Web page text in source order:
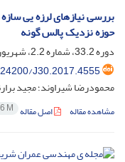
بررسی نیازهای لرزه یی
حوزه نزدیک پالس گونه
دوره 33.2، شماره 2.2، شهریور 1396، صفحه
J30.2017.4555
محمودرضا شیراوند؛ مجید
مشاهده مقاله اصل مقاله M